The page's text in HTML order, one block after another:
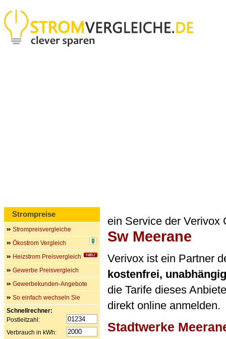
ein Service der Verivox
Sw Meerane
Verivox ist ein Partner
kostenfrei,
die Tarife dieses
direkt online anmelden.
Stadtwerke
Strompreise
Strompreisvergleiche
Ökostrom Vergleich
Heizstrom Preisvergleich
Gewerbe Preisvergleich
Gewerbekunden-Angebote
So einfach wechseln Sie
Schnellrechner:
Postleitzahl:
Verbrauch in kWh: